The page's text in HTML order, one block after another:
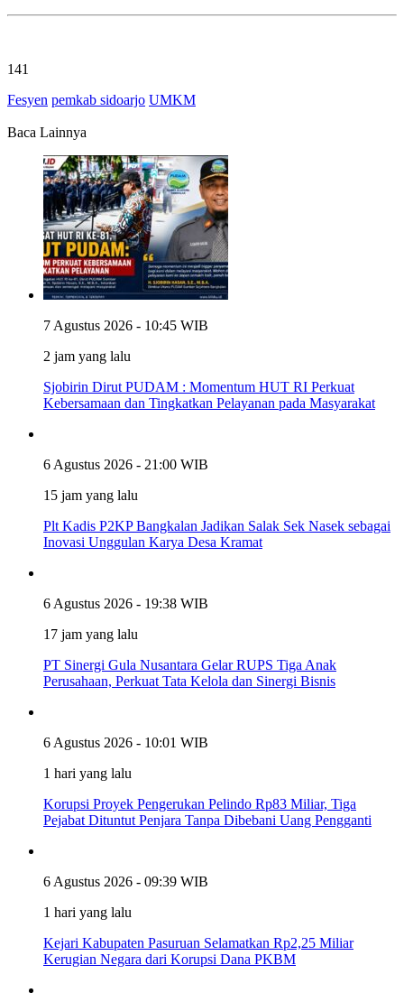
141
Fesyen pemkab sidoarjo UMKM
Baca Lainnya
7 Agustus 2026 - 10:45 WIB
2 jam yang lalu
Sjobirin Dirut PUDAM : Momentum HUT RI Perkuat
Kebersamaan dan Tingkatkan Pelayanan pada Masyarakat
6 Agustus 2026 - 21:00 WIB
15 jam yang lalu
Plt Kadis P2KP Bangkalan Jadikan Salak Sek Nasek sebagai
Inovasi Unggulan Karya Desa Kramat
6 Agustus 2026 - 19:38 WIB
17 jam yang lalu
PT Sinergi Gula Nusantara Gelar RUPS Tiga Anak
Perusahaan, Perkuat Tata Kelola dan Sinergi Bisnis
6 Agustus 2026 - 10:01 WIB
1 hari yang lalu
Korupsi Proyek Pengerukan Pelindo Rp83 Miliar, Tiga
Pejabat Dituntut Penjara Tanpa Dibebani Uang Pengganti
6 Agustus 2026 - 09:39 WIB
1 hari yang lalu
Kejari Kabupaten Pasuruan Selamatkan Rp2,25 Miliar
Kerugian Negara dari Korupsi Dana PKBM